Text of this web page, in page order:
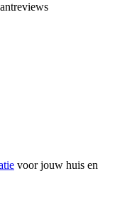
voor jouw huis en